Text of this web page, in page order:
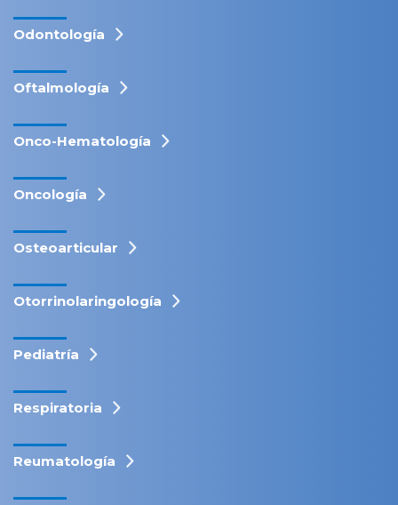
Odontología
Oftalmología
Onco-Hematología
Oncología
Osteoarticular
Otorrinolaringología
Pediatría
Respiratoria
Reumatología